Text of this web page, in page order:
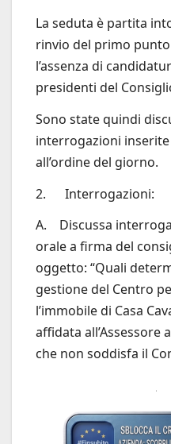
La seduta è partita
rinvio del primo
l’assenza di
presidenti del
Sono state quindi
interrogazioni
all’ordine del giorno.
2. Interrogazioni:
A. Discussa
orale a firma del
oggetto: “Quali
gestione del Centro
l’immobile di Casa
affidata all’Assessore
che non soddisfa il